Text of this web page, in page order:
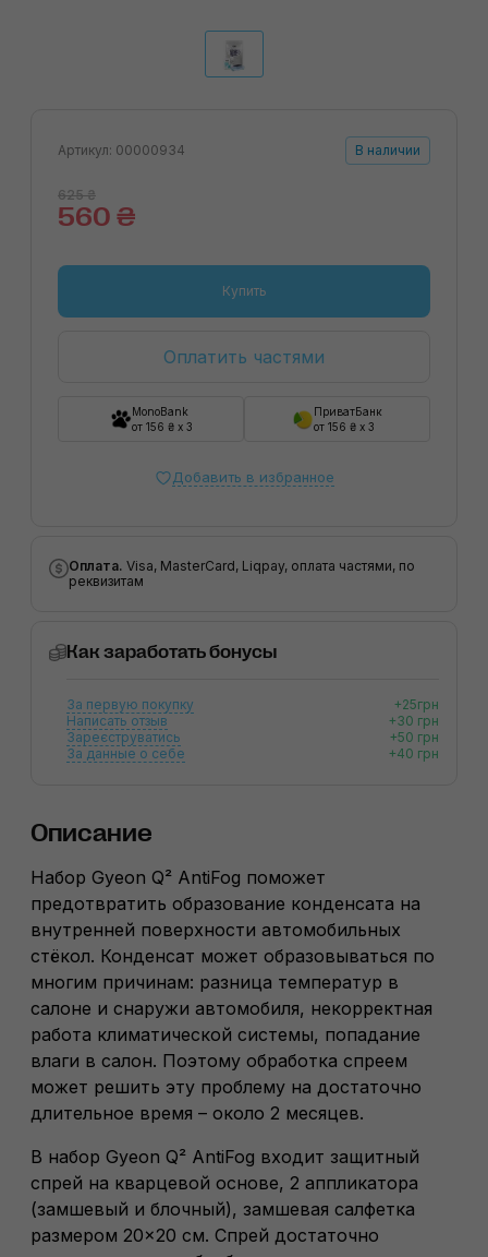
Артикул: 00000934 В наличии
625 ₴
560 ₴
Купить
Оплатить частями
MonoBank
от 156 ₴ x 3
ПриватБанк
от 156 ₴ x 3
Добавить в избранное
Оплата. Visa, MasterCard, Liqpay, оплата частями, по
реквизитам
Как заработать бонусы
За первую покупку
+25грн
Написать отзыв
+30 грн
Зареєструватись
+50 грн
За данные о себе
+40 грн
Описание
Набор Gyeon Q² AntiFog поможет
предотвратить образование конденсата на
внутренней поверхности автомобильных
стёкол. Конденсат может образовываться по
многим причинам: разница температур в
салоне и снаружи автомобиля, некорректная
работа климатической системы, попадание
влаги в салон. Поэтому обработка спреем
может решить эту проблему на достаточно
длительное время – около 2 месяцев.
В набор Gyeon Q² AntiFog входит защитный
спрей на кварцевой основе, 2 аппликатора
(замшевый и блочный), замшевая салфетка
размером 20×20 см. Спрей достаточно